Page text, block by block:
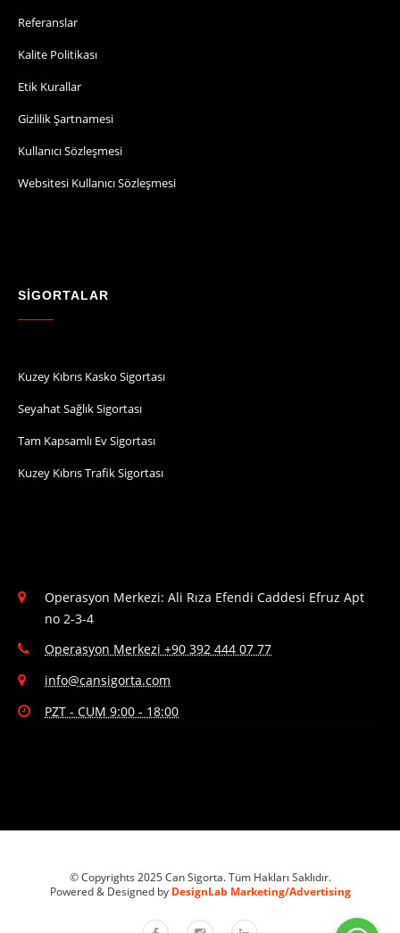
Referanslar
Kalite Politikası
Etik Kurallar
Gizlilik Şartnamesi
Kullanıcı Sözleşmesi
Websitesi Kullanıcı Sözleşmesi
SİGORTALAR
Kuzey Kıbrıs Kasko Sigortası
Seyahat Sağlık Sigortası
Tam Kapsamlı Ev Sigortası
Kuzey Kıbrıs Trafik Sigortası
Operasyon Merkezi: Ali Rıza Efendi Caddesi Efruz Apt
no 2-3-4
Operasyon Merkezi +90 392 444 07 77
info@cansigorta.com
PZT - CUM 9:00 - 18:00
© Copyrights 2025 Can Sigorta. Tüm Hakları Saklıdır.
Powered & Designed by DesignLab Marketing/Advertising